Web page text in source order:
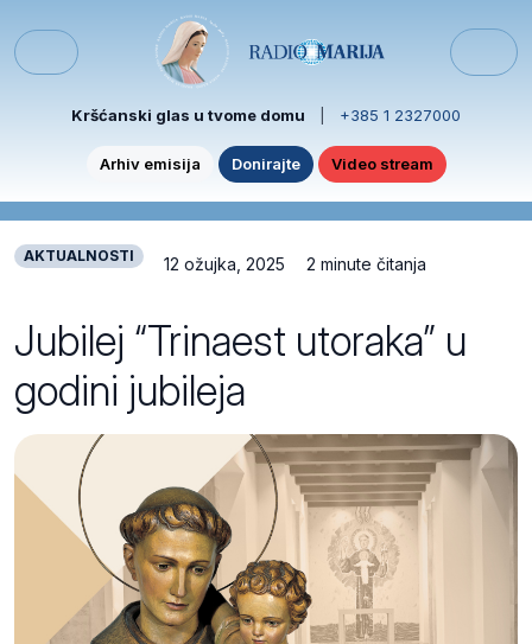
Menu
Kršćanski glas u tvome domu +385 1 2327000
Arhiv emisija Donirajte Video stream
AKTUALNOSTI 12 ožujka, 2025 2 minute čitanja
Jubilej “Trinaest utoraka” u
godini jubileja